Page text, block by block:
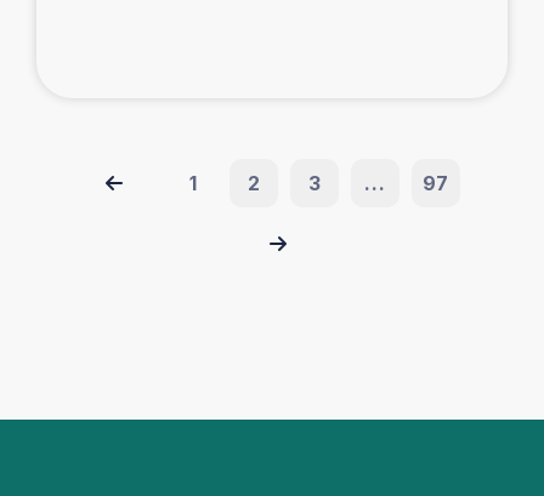
1 2 3 ... 97